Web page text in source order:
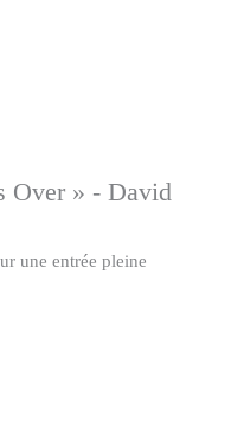
Over » - David
une entrée pleine